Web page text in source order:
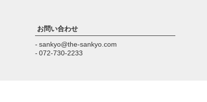
お問い合わせ
- sankyo@the-sankyo.com
- 072-730-2233